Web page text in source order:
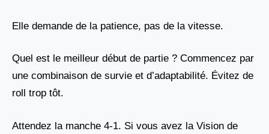
Elle demande de la patience, pas de la vitesse.
Quel est le meilleur début de partie ? Commencez par
une combinaison de survie et d’adaptabilité. Évitez de
roll trop tôt.
Attendez la manche 4-1. Si vous avez la Vision de